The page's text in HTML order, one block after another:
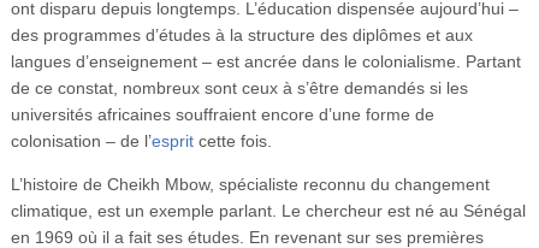
ont disparu depuis longtemps. L’éducation dispensée aujourd’hui –
des programmes d’études à la structure des diplômes et aux
langues d’enseignement – est ancrée dans le colonialisme. Partant
de ce constat, nombreux sont ceux à s’être demandés si les
universités africaines souffraient encore d’une forme de
colonisation – de l’espritcette fois.
L’histoire de Cheikh Mbow, spécialiste reconnu du changement
climatique, est un exemple parlant. Le chercheur est né au Sénégal
en 1969 où il a fait ses études. En revenant sur ses premières